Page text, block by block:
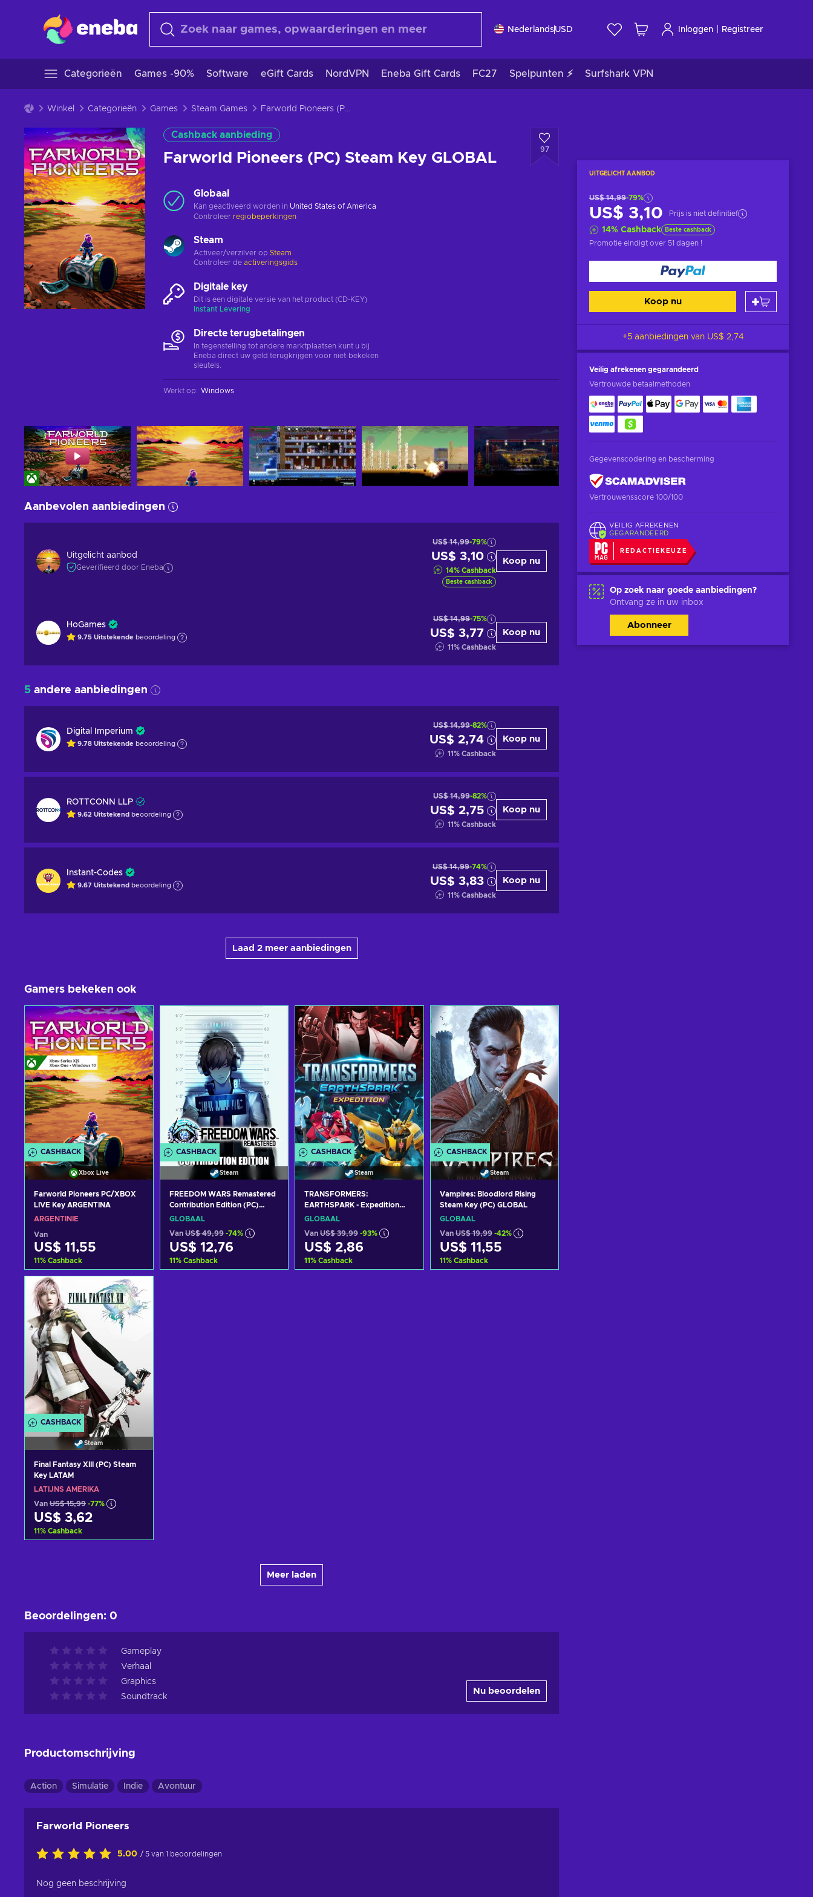
NederlandsUSD Inloggen Registreer
Categorieën Games -90% Software eGift Cards NordVPN Eneba Gift Cards FC27 Spelpunten ⚡ Surfshark VPN
Winkel Categorieën Games Steam Games Farworld Pioneers (PC) Steam Key GLOBAL
Cashback aanbieding
Farworld Pioneers (PC) Steam Key GLOBAL
97
UITGELICHT AANBOD
US$ 14,99-79%
US$ 3,10 Prijs is niet definitief
14% Cashback Beste cashback
Promotie eindigt over 51 dagen !
Koop nu
+5 aanbiedingen van US$ 2,74
Veilig afrekenen gegarandeerd
Vertrouwde betaalmethoden
Gegevenscodering en bescherming
Vertrouwensscore 100/100
VEILIG AFREKENEN
GEGARANDEERD
REDACTIEKEUZE
Op zoek naar goede aanbiedingen?
Ontvang ze in uw inbox
Abonneer
Globaal
Kan geactiveerd worden in United States of America
Controleer regiobeperkingen
Steam
Activeer/verzilver op Steam
Controleer de activeringsgids
Digitale key
Dit is een digitale versie van het product (CD-KEY)
Instant Levering
Directe terugbetalingen
In tegenstelling tot andere marktplaatsen kunt u bij
Eneba direct uw geld terugkrijgen voor niet-bekeken
sleutels.
Werkt op: Windows
Aanbevolen aanbiedingen
Uitgelicht aanbod
Geverifieerd door Eneba
US$ 14,99-79%
US$ 3,10
14% Cashback
Beste cashback
Koop nu
HoGames
9.75 Uitstekende beoordeling
US$ 14,99-75%
US$ 3,77
11% Cashback
Koop nu
5 andere aanbiedingen
Digital Imperium
9.78 Uitstekende beoordeling
US$ 14,99-82%
US$ 2,74
11% Cashback
Koop nu
ROTTCONN LLP
9.62 Uitstekend beoordeling
US$ 14,99-82%
US$ 2,75
11% Cashback
Koop nu
Instant-Codes
9.67 Uitstekend beoordeling
US$ 14,99-74%
US$ 3,83
11% Cashback
Koop nu
Laad 2 meer aanbiedingen
Gamers bekeken ook
CASHBACK
Xbox Live
Farworld Pioneers PC/XBOX
LIVE Key ARGENTINA
ARGENTINIË
Van
US$ 11,55
11% Cashback
Toevoegen aan
winkelmandje
Bekijk aanbiedingen
CASHBACK
Steam
FREEDOM WARS Remastered
Contribution Edition (PC)
Steam Key GLOBAL
GLOBAAL
Van US$ 49,99 -74%
US$ 12,76
11% Cashback
CASHBACK
Steam
TRANSFORMERS:
EARTHSPARK - Expedition
(PC) Steam Key GLOBAL
GLOBAAL
Van US$ 39,99 -93%
US$ 2,86
11% Cashback
CASHBACK
Steam
Vampires: Bloodlord Rising
Steam Key (PC) GLOBAL
GLOBAAL
Van US$ 19,99 -42%
US$ 11,55
11% Cashback
CASHBACK
Steam
Final Fantasy XIII (PC) Steam
Key LATAM
LATIJNS AMERIKA
Van US$ 15,99 -77%
US$ 3,62
11% Cashback
Meer laden
Beoordelingen: 0
Gameplay
Verhaal
Graphics
Soundtrack
Nu beoordelen
Productomschrijving
Action Simulatie Indie Avontuur
Farworld Pioneers
5.00 / 5 van 1 beoordelingen
Nog geen beschrijving